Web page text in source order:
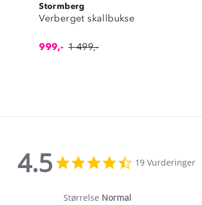
Stormberg
Verberget skallbukse
999,- 1 499,-
4.5
star
19 Vurderinger
Størrelse Normal